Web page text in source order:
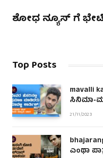
ಶೋಧ ನ್ಯೂಸ್ ಗೆ
Top Posts
mavalli
ಸಿನಿಮಾ-
21/11/2023
ಎಂಥಾ